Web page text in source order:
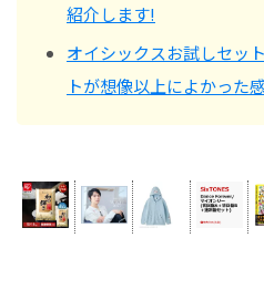
紹介します!
オイシックスお試しセッ
トが想像以上によかった